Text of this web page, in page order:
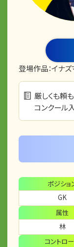
登場作品：イナズ
厳しくも頼
コンクール
ポジショ
GK
属性
林
コントロ